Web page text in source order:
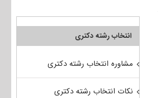
انتخاب رشته دکتری
مشاوره انتخاب رشته دکتری
نکات انتخاب رشته دکتری